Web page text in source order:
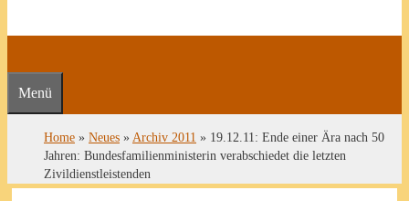
Menü
Home » Neues » Archiv 2011 » 19.12.11: Ende einer Ära nach 50
Jahren: Bundesfamilienministerin verabschiedet die letzten
Zivildienstleistenden